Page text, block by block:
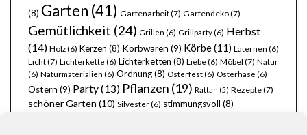
(8) Garten (41) Gartenarbeit(7) Gartendeko(7)
Gemütlichkeit (24) Grillen (6) Grillparty(6) Herbst
(14) Holz(6) Kerzen (8) Korbwaren (9) Körbe(11) Laternen (6)
Licht(7) Lichterkette (6) Lichterketten (8) Liebe (6) Möbel (7) Natur
(6) Naturmaterialien (6) Ordnung(8) Osterfest(6) Osterhase (6)
Ostern (9) Party(13) Pflanzen (19) Rattan (5) Rezepte(7)
schöner Garten (10) Silvester(6) stimmungsvoll (8)